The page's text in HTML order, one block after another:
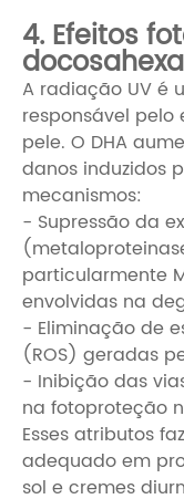
4. Efeitos
A radiação UV é
responsável
pele. O DHA
danos induzidos
mecanismos:
- Supressão da
particularmente
envolvidas na
- Eliminação de
(ROS) geradas
- Inibição das
na fotoproteção
Esses atributos
adequado em
sol e cremes